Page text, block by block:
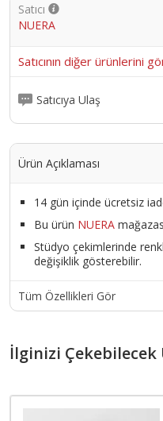
Satıcı
NUERA
Satıcının diğer ürünlerini
Satıcıya Ulaş
Ürün Açıklaması
14 gün içinde ücretsiz
Bu ürün NUERA
Stüdyo çekimlerinde
değişiklik gösterebilir.
Tüm Özellikleri Gör
İlginizi